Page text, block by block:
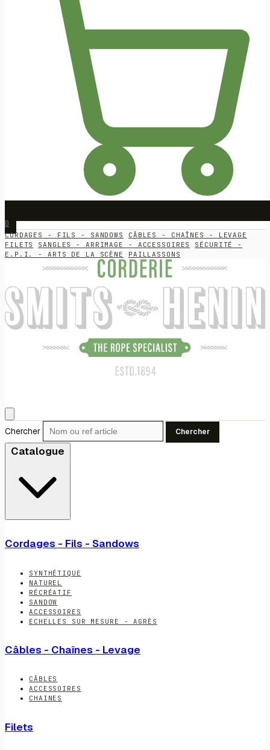
0
CORDAGES - FILS - SANDOWS
CÂBLES - CHAÎNES - LEVAGE
FILETS
SANGLES - ARRIMAGE - ACCESSOIRES
SÉCURITÉ -
E.P.I. - ARTS DE LA SCÈNE
PAILLASSONS
Chercher Chercher
Catalogue
Cordages - Fils - Sandows
SYNTHÉTIQUE
NATUREL
RÉCRÉATIF
SANDOW
ACCESSOIRES
ECHELLES SUR MESURE - AGRÈS
Câbles - Chaînes - Levage
CÂBLES
ACCESSOIRES
CHAINES
Filets